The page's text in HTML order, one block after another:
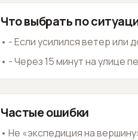
Что выбрать по
• - Если усилился ветер или
• - Через 15 минут на улице
Частые ошибки
• Не «экспедиция на